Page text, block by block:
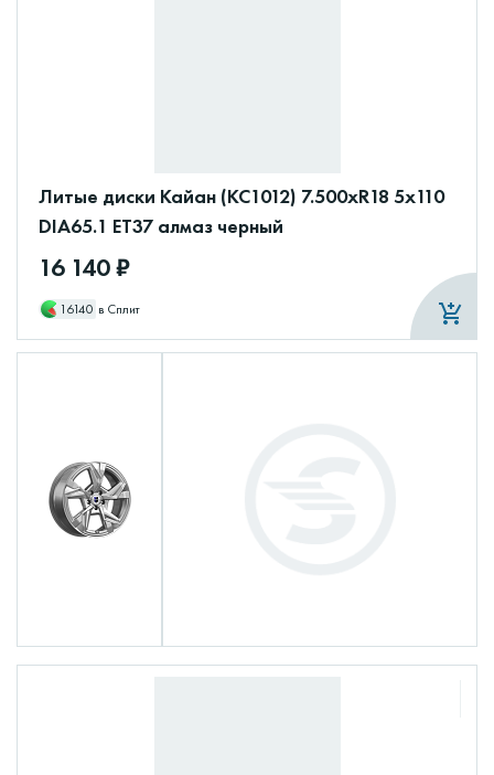
Литые диски Кайан (КС1012) 7.500xR18 5x110
DIA65.1 ET37 алмаз черный
16 140 ₽
16140 в Сплит